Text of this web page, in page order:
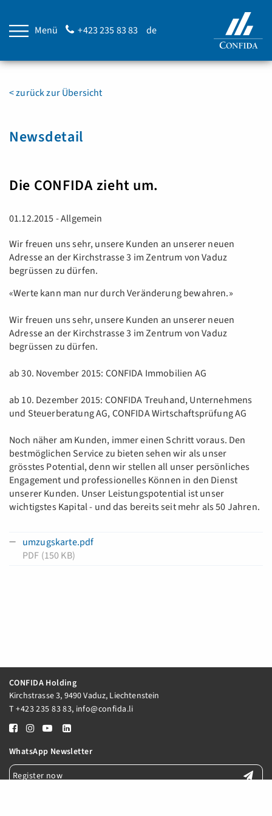
Menü +423 235 83 83 de
< zurück zur Übersicht
Newsdetail
Die CONFIDA zieht um.
01.12.2015 - Allgemein
Wir freuen uns sehr, unsere Kunden an unserer neuen
Adresse an der Kirchstrasse 3 im Zentrum von Vaduz
begrüssen zu dürfen.
«Werte kann man nur durch Veränderung bewahren.»
Wir freuen uns sehr, unsere Kunden an unserer neuen
Adresse an der Kirchstrasse 3 im Zentrum von Vaduz
begrüssen zu dürfen.
ab 30. November 2015: CONFIDA Immobilien AG
ab 10. Dezember 2015: CONFIDA Treuhand, Unternehmens
und Steuerberatung AG, CONFIDA Wirtschaftsprüfung AG
Noch näher am Kunden, immer einen Schritt voraus. Den
bestmöglichen Service zu bieten sehen wir als unser
grösstes Potential, denn wir stellen all unser persönliches
Engagement und professionelles Können in den Dienst
unserer Kunden. Unser Leistungspotential ist unser
wichtigstes Kapital - und das bereits seit mehr als 50 Jahren.
umzugskarte.pdf
PDF (150 KB)
CONFIDA Holding
Kirchstrasse 3, 9490 Vaduz, Liechtenstein
T+423 235 83 83, info@confida.li
WhatsApp Newsletter
Register now